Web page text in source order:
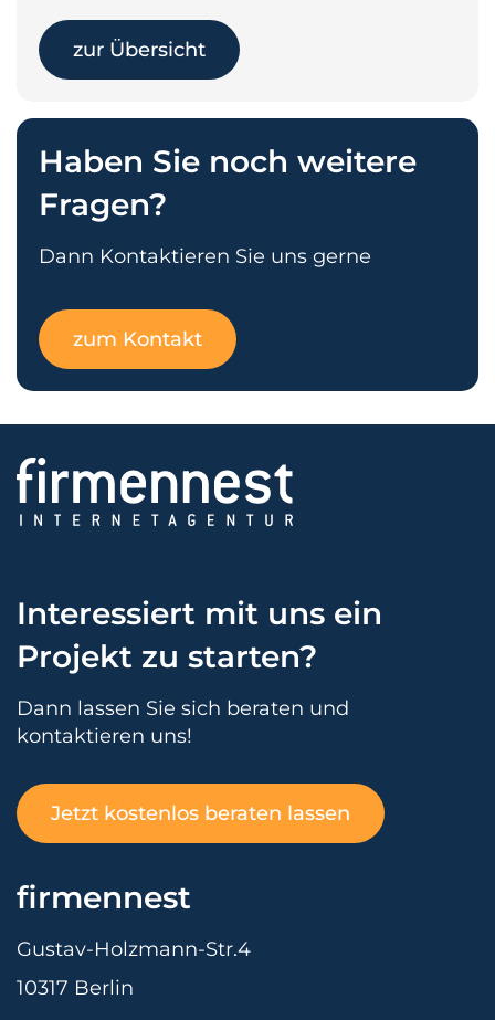
zur Übersicht
Haben Sie noch weitere
Fragen?
Dann Kontaktieren Sie uns gerne
zum Kontakt
Interessiert mit uns ein
Projekt zu starten?
Dann lassen Sie sich beraten und
kontaktieren uns!
Jetzt kostenlos beraten lassen
firmennest
Gustav-Holzmann-Str.4
10317 Berlin